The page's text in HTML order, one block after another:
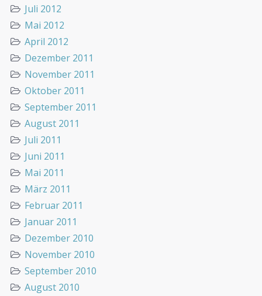
Juli 2012
Mai 2012
April 2012
Dezember 2011
November 2011
Oktober 2011
September 2011
August 2011
Juli 2011
Juni 2011
Mai 2011
März 2011
Februar 2011
Januar 2011
Dezember 2010
November 2010
September 2010
August 2010